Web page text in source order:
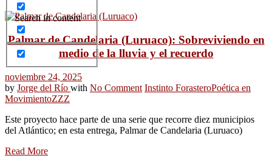
Search in content
Palmar de Candelaria (Luruaco): Sobreviviendo en
medio de la lluvia y el recuerdo
noviembre 24, 2025
by Jorge del Río with No Comment Instinto ForasteroPoética en
MovimientoZZZ
Este proyecto hace parte de una serie que recorre diez municipios
del Atlántico; en esta entrega, Palmar de Candelaria (Luruaco)
Read More